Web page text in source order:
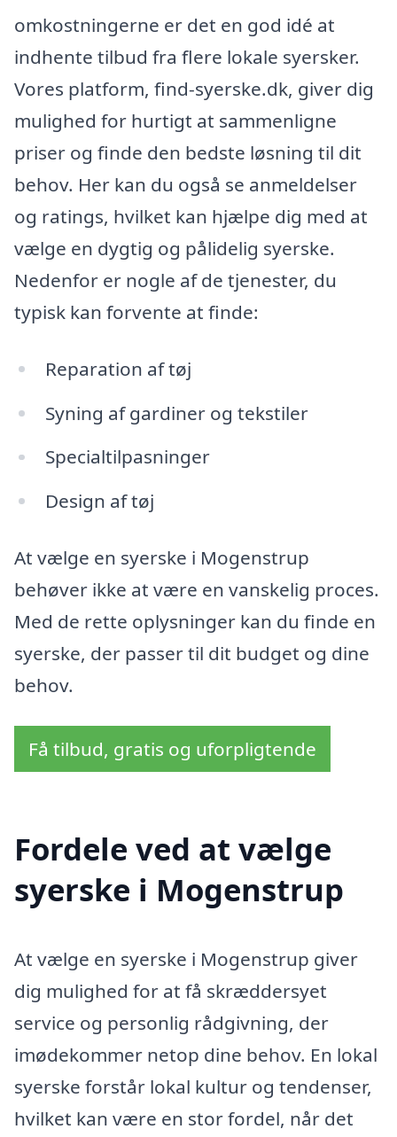
omkostningerne er det en god idé at
indhente tilbud fra flere lokale syersker.
Vores platform, find-syerske.dk, giver dig
mulighed for hurtigt at sammenligne
priser og finde den bedste løsning til dit
behov. Her kan du også se anmeldelser
og ratings, hvilket kan hjælpe dig med at
vælge en dygtig og pålidelig syerske.
Nedenfor er nogle af de tjenester, du
typisk kan forvente at finde:
Reparation af tøj
Syning af gardiner og tekstiler
Specialtilpasninger
Design af tøj
At vælge en syerske i Mogenstrup
behøver ikke at være en vanskelig proces.
Med de rette oplysninger kan du finde en
syerske, der passer til dit budget og dine
behov.
Få tilbud, gratis og uforpligtende
Fordele ved at vælge
syerske i Mogenstrup
At vælge en syerske i Mogenstrup giver
dig mulighed for at få skræddersyet
service og personlig rådgivning, der
imødekommer netop dine behov. En lokal
syerske forstår lokal kultur og tendenser,
hvilket kan være en stor fordel, når det